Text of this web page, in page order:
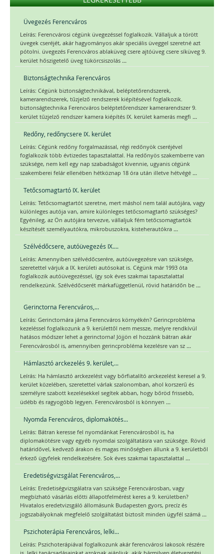
Üvegezés Ferencváros
Leírás: Ferencvárosi cégünk üvegezéssel foglalkozik. Vállaljuk a törött
üvegek cseréjét, akár hagyományos akár speciális üveggel szeretné azt
pótolni. üvegezés Ferencváros ablaküveg csere ajtóüveg csere síküveg 9.
kerület hőszigetelő üveg tükörcsiszolás ...
Biztonságtechnika Ferencváros
Leírás: Cégünk biztonságtechnikával, beléptetőrendszerek,
kamerarendszerek, tűzjelző rendszerek kiépítésével foglalkozik.
biztonságtechnika Ferencváros beléptetőrendszer kamerarendszer 9.
kerület tűzjelző rendszer kamera kiépítés IX. kerület kamerás megfi ...
Redőny, redőnycsere IX. kerület
Leírás: Cégünk redőny forgalmazással, régi redőnyök cseréjével
foglalkozik több évtizedes tapasztalattal. Ha redőnyös szakemberre van
szüksége, nem kell egy nap szabadságot kivennie, ugyanis cégünk
szakemberei felár ellenében hétköznap 18 óra után illetve hétvégé ...
Tetőcsomagtartó IX. kerület
Leírás: Tetőcsomagtartót szeretne, mert máshol nem talál autójára, vagy
különleges autója van, amire különleges tetőcsomagtartó szükséges?
Egyénileg, az Ön autójára tervezve, vállaljuk fém tetőcsomagtartók
készítését személyautókra, mikrobuszokra, kisteherautókra ...
Szélvédőcsere, autóüvegezés IX....
Leírás: Amennyiben szélvédőcserére, autóüvegezésre van szüksége,
szeretettel várjuk a IX. kerületi autósokat is. Cégünk már 1993 óta
foglalkozik autóüvegezéssel, így sok éves szakmai tapasztalattal
rendelkezünk. Szélvédőcserét márkafüggetlenül, rövid határidőn be ...
Gerinctorna Ferencváros,...
Leírás: Gerinctornára járna Ferencváros környékén? Gerincprobléma
kezeléssel foglalkozunk a 9. kerülettől nem messze, melyre rendkívül
hatásos módszer lehet a gerinctorna! Jöjjön el hozzánk bátran akár
Ferencvárosból is, amennyiben gerincprobléma kezelésre van sz ...
Hámlasztó arckezelés 9. kerület,...
Leírás: Ha hámlasztó arckezelést vagy bőrfiatalító arckezelést keresel a 9.
kerület közelében, szeretettel várlak szalonomban, ahol korszerű és
személyre szabott kezelésekkel segítek abban, hogy bőröd frissebb,
üdébb és ragyogóbb legyen. Ferencvárosból is könnyen ...
Nyomda Ferencváros, diplomakötés...
Leírás: Bátran keresse fel nyomdánkat Ferencvárosból is, ha
diplomakötésre vagy egyéb nyomdai szolgáltatásra van szüksége. Rövid
határidővel, kedvező árakon és magas minőségben állunk a 9. kerületből
érkező ügyfelek rendelkezésére. Sok éves szakmai tapasztalattal ...
Eredetiségvizsgálat Ferencváros,...
Leírás: Eredetiségvizsgálatra van szüksége Ferencvárosban, vagy
megbízható vásárlás előtti állapotfelmérést keres a 9. kerületben?
Hivatalos eredetvizsgáló állomásunk Budapesten gyors, precíz és
jogszabályoknak megfelelő szolgáltatást biztosít minden ügyfél számá ...
Pszichoterápia Ferencváros, lelki...
Leírás: Pszichoterápiával foglalkozunk akár ferencvárosi lakosok részére